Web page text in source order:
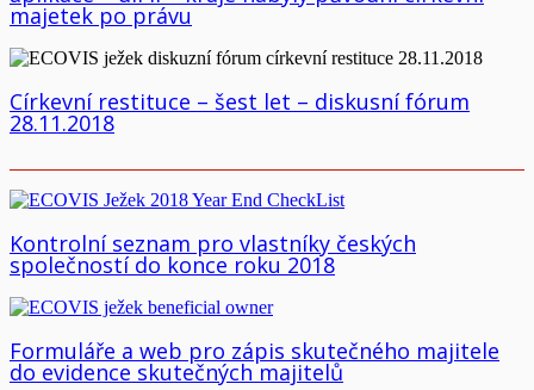
majetek po právu
Církevní restituce – šest let – diskusní fórum
28.11.2018
Kontrolní seznam pro vlastníky českých
společností do konce roku 2018
Formuláře a web pro zápis skutečného majitele
do evidence skutečných majitelů